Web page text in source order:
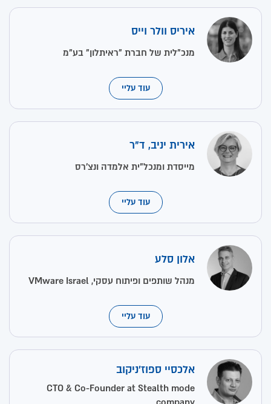
איריס וולר וייס
מנכ"לית של חברת "ראיתלון" בע"מ
עוד עליי
אירית יניב, ד"ר
מייסדת ומנכל"ית אלמדה ונצ’רס
עוד עליי
אלון סלע
מנהל שותפים ופיתוח עסקי, VMware Israel
עוד עליי
אלכסיי ספוז'ניקוב
CTO & Co-Founder at Stealth mode